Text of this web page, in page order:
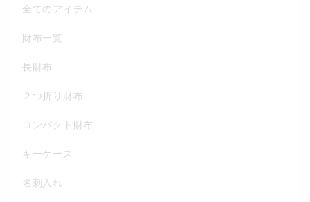
全てのアイテム
財布一覧
長財布
２つ折り財布
コンパクト財布
キーケース
名刺入れ